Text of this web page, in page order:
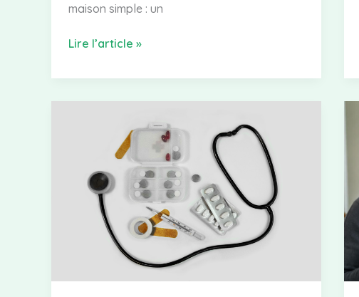
maison simple : un
Bain
bouche
avantages,
recettes
efficaces
Lire l’article »